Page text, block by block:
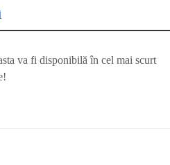
va fi disponibilă în cel mai scurt